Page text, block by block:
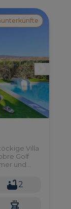
Villa
Golf
und
2